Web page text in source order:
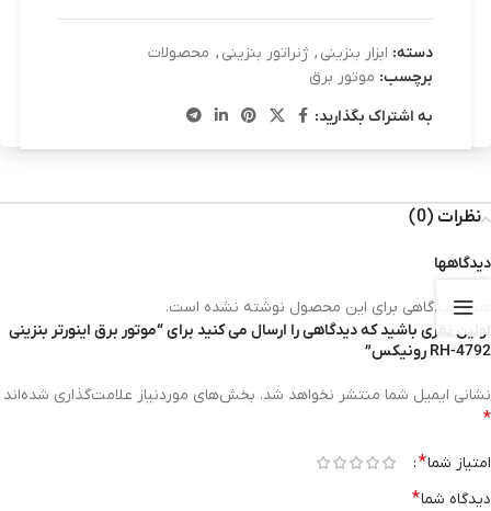
دسته: ابزار بنزینی , ژنراتور بنزینی , محصولات
برچسب: موتور برق
به اشتراک بگذارید:
نظرات (0)
دیدگاهها
هیچ دیدگاهی برای این محصول نوشته نشده است.
اولین نفری باشید که دیدگاهی را ارسال می کنید برای “موتور برق اینورتر بنزینی
RH-4792 رونیکس”
نشانی ایمیل شما منتشر نخواهد شد. بخش‌های موردنیاز علامت‌گذاری شده‌اند
*
امتیاز شما*
دیدگاه شما*